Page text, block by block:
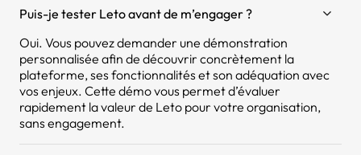
Puis-je tester Leto avant de m’engager ?
Oui. Vous pouvez demander une démonstration
personnalisée afin de découvrir concrètement la
plateforme, ses fonctionnalités et son adéquation avec
vos enjeux. Cette démo vous permet d’évaluer
rapidement la valeur de Leto pour votre organisation,
sans engagement.